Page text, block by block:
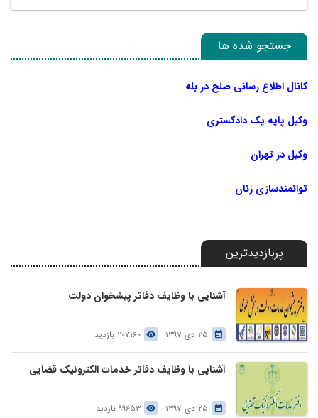
جستجو شده ها
کانال اطلاع رسانی صلح در بله
وکیل پایه یک دادگستری
وکیل در تهران
توانمندسازی زنان
پربازدیدترین
آشنایی با وظایف دفاتر پیشخوان دولت
25 دی 1397 207160 بازدید
آشنایی با وظایف دفاتر خدمات الکترونیک قضایی
25 دی 1397 99653 بازدید